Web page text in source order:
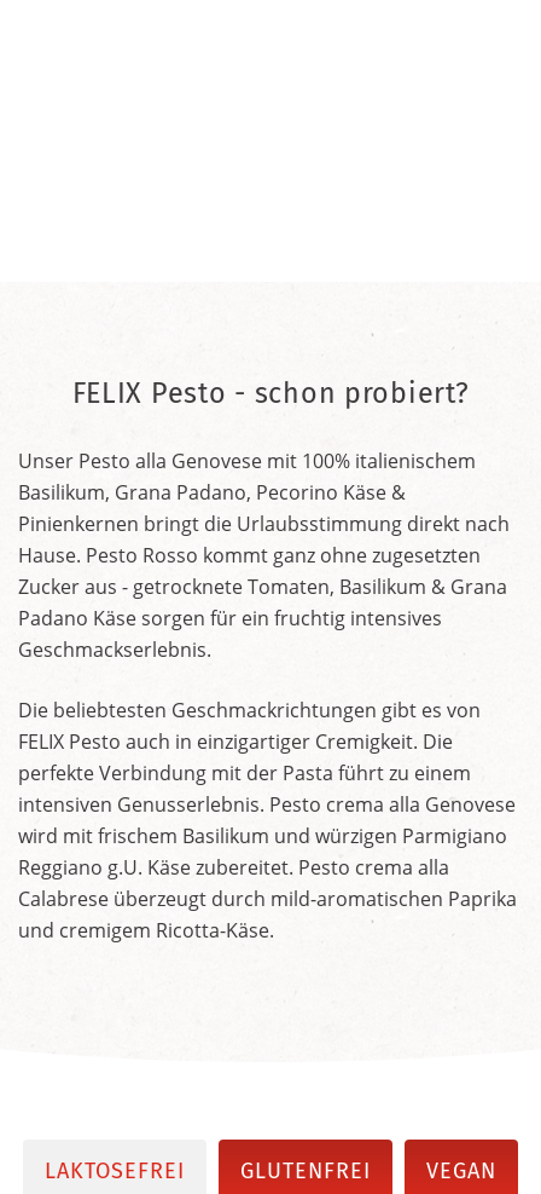
FELIX Pesto - schon probiert?
Unser Pesto alla Genovese mit 100% italienischem
Basilikum, Grana Padano, Pecorino Käse &
Pinienkernen bringt die Urlaubsstimmung direkt nach
Hause. Pesto Rosso kommt ganz ohne zugesetzten
Zucker aus - getrocknete Tomaten, Basilikum & Grana
Padano Käse sorgen für ein fruchtig intensives
Geschmackserlebnis.
Die beliebtesten Geschmackrichtungen gibt es von
FELIX Pesto auch in einzigartiger Cremigkeit. Die
perfekte Verbindung mit der Pasta führt zu einem
intensiven Genusserlebnis. Pesto crema alla Genovese
wird mit frischem Basilikum und würzigen Parmigiano
Reggiano g.U. Käse zubereitet. Pesto crema alla
Calabrese überzeugt durch mild-aromatischen Paprika
und cremigem Ricotta-Käse.
LAKTOSEFREI GLUTENFREI VEGAN